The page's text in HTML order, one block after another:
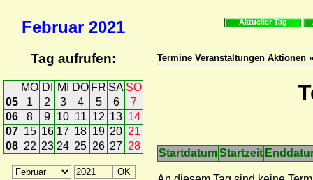
Februar 2021
Tag aufrufen:
MO DI MI DO FR SA SO
05
1 2 3 4 5 6
7
06
8 9 10 11 12 13 14
07 15 16 17 18 19 20 21
08 22 23 24 25 26 27 28
Aktueller Tag
Termine Veranstaltungen Aktionen
StartdatumStartzeit